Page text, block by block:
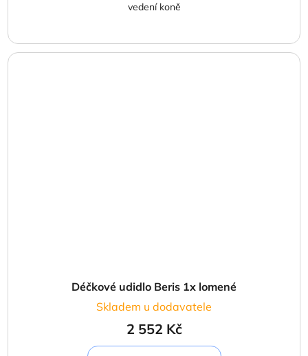
vedení koně
Déčkové udidlo Beris 1x lomené
Skladem u dodavatele
2 552 Kč